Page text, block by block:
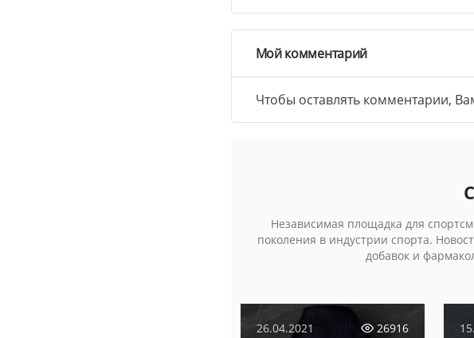
Мой комментарий
Чтобы оставлять комментарии,
Независимая площадка для
поколения в индустрии спорта.
добавок и
26.04.2021 26916